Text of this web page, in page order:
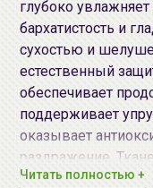
глубоко
бархатистость и
сухостью и
естественный
обеспечивает
поддерживает
оказывает
раздражение.
плотно прилегает,
Читать полностью +